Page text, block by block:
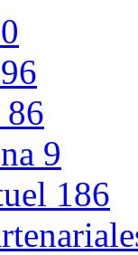
96
86
9
186